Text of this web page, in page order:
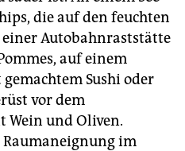
die auf den feuchten
Autobahnraststätte
auf einem
Sushi oder
vor dem
Wein und Oliven.
im